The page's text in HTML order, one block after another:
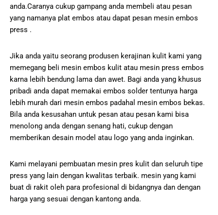
anda.Caranya cukup gampang anda membeli atau pesan
yang namanya plat embos atau dapat pesan mesin embos
press .
Jika anda yaitu seorang produsen kerajinan kulit kami yang
memegang beli mesin embos kulit atau mesin press embos
karna lebih bendung lama dan awet. Bagi anda yang khusus
pribadi anda dapat memakai embos solder tentunya harga
lebih murah dari mesin embos padahal mesin embos bekas.
Bila anda kesusahan untuk pesan atau pesan kami bisa
menolong anda dengan senang hati, cukup dengan
memberikan desain model atau logo yang anda inginkan.
Kami melayani pembuatan mesin pres kulit dan seluruh tipe
press yang lain dengan kwalitas terbaik. mesin yang kami
buat di rakit oleh para profesional di bidangnya dan dengan
harga yang sesuai dengan kantong anda.